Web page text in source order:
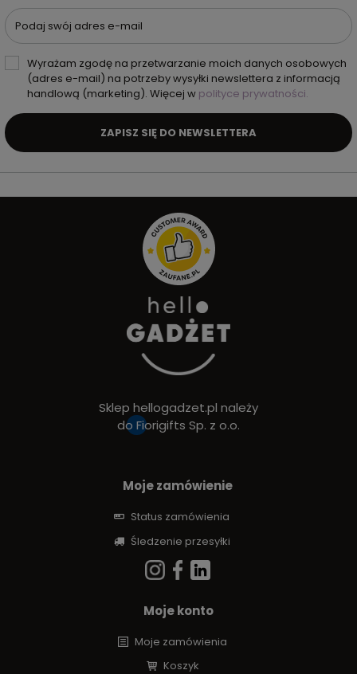
Podaj swój adres e-mail
Wyrażam zgodę na przetwarzanie moich danych osobowych
(adres e-mail) na potrzeby wysyłki newslettera z informacją
handlową (marketing). Więcej w polityce prywatności.
ZAPISZ SIĘ DO NEWSLETTERA
Sklep hellogadzet.pl należy
do Fiorigifts Sp. z o.o.
Moje zamówienie
Status zamówienia
Śledzenie przesyłki
Moje konto
Moje zamówienia
Koszyk